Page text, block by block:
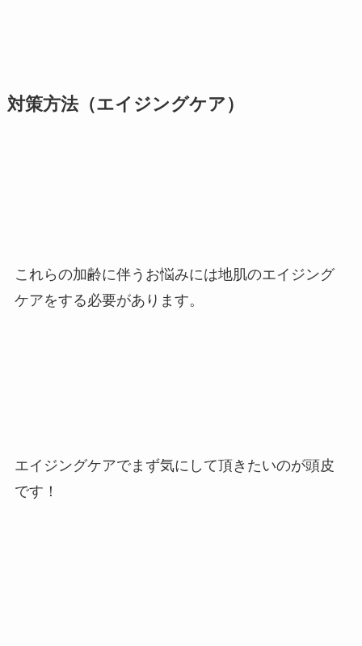
対策方法（エイジングケア）
これらの加齢に伴うお悩みには地肌のエイジング
ケアをする必要があります。
エイジングケアでまず気にして頂きたいのが頭皮
です！